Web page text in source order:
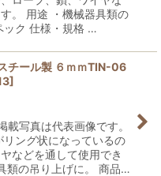
。 用途 ・機械器具類の
ック 仕様・規格 …
チール製 ６ｍｍTIN-06
]
載写真は代表画像です。
ング状になっているの
などを通して使用でき
類の吊り上げに。 商品…